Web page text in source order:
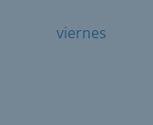
viernes